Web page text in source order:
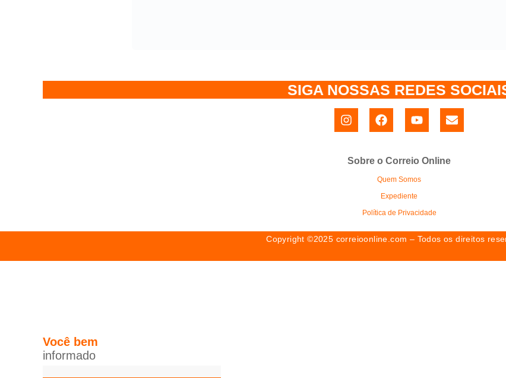
SIGA NOSSAS REDES
Sobre o Correio Online
Quem Somos
Expediente
Política de Privacidade
Copyright ©2025 correioonline.com – Todos os direitos
Você bem
informado